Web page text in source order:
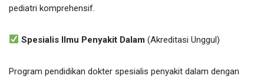
pediatri komprehensif.
Spesialis Ilmu Penyakit Dalam (Akreditasi Unggul)
Program pendidikan dokter spesialis penyakit dalam dengan